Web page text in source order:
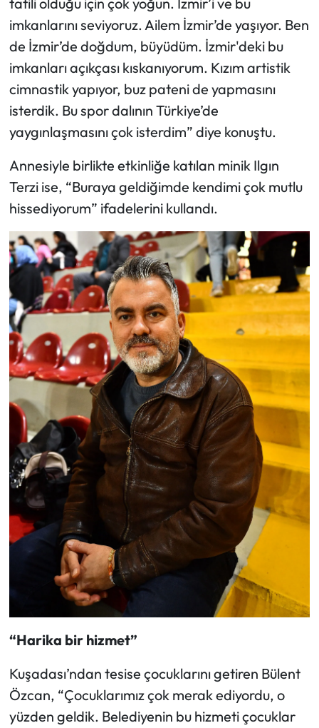
imkanlarını seviyoruz. Ailem İzmir’de yaşıyor. Ben
de İzmir’de doğdum, büyüdüm. İzmir'deki bu
imkanları açıkçası kıskanıyorum. Kızım artistik
cimnastik yapıyor, buz pateni de yapmasını
isterdik. Bu spor dalının Türkiye’de
yaygınlaşmasını çok isterdim” diye konuştu.
Annesiyle birlikte etkinliğe katılan minik Ilgın
Terzi ise, “Buraya geldiğimde kendimi çok mutlu
hissediyorum” ifadelerini kullandı.
“Harika bir hizmet”
Kuşadası’ndan tesise çocuklarını getiren Bülent
Özcan, “Çocuklarımız çok merak ediyordu, o
yüzden geldik. Belediyenin bu hizmeti çocuklar